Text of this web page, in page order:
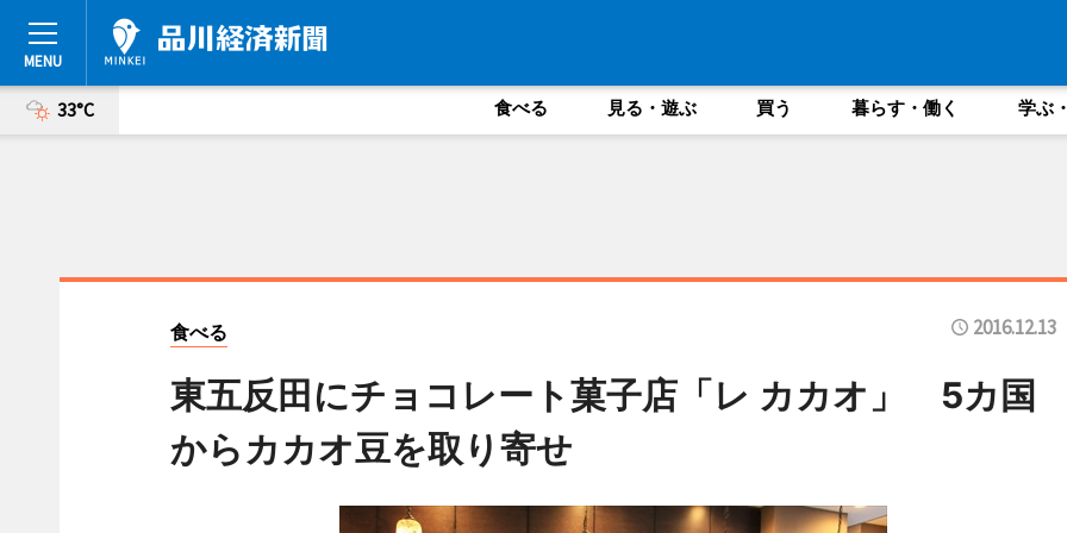
33°C 食べる 見る・遊ぶ 買う 暮らす・働く 学ぶ
食べる 2016.12.13
東五反田にチョコレート菓子店「レ カカオ」 5カ国
からカカオ豆を取り寄せ